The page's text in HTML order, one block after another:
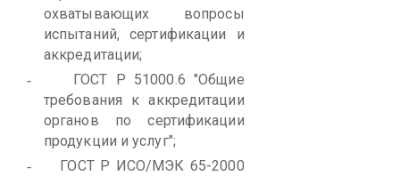
охватывающих вопросы
испытаний, сертификации и
аккредитации;
-
ГОСТ Р 51000.6 "Общие
требования к аккредитации
органов по сертификации
продукции и услуг";
-
ГОСТ Р ИСО/МЭК 65-2000